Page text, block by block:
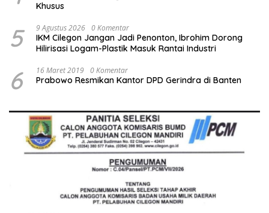
Khusus
5 9 Agustus 2026 0 Komentar
IKM Cilegon Jangan Jadi Penonton, Ibrohim Dorong
Hilirisasi Logam-Plastik Masuk Rantai Industri
6 16 Maret 2019 0 Komentar
Prabowo Resmikan Kantor DPD Gerindra di Banten